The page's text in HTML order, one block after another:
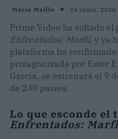
María Maillo 24 junio, 2026
Prime Video ha soltado
Enfrentados: Marfil, y ya
plataforma ha
protagonizada por Ester
García, se estrenará el 9
de 240 países.
Lo que esconde el
Enfrentados: